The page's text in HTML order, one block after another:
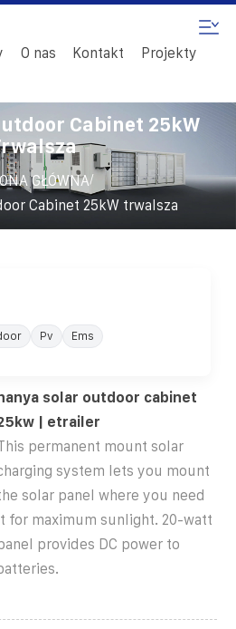
O nas Kontakt
Projekty
Cabinet 25kW
GŁÓWNA/
Cabinet 25kW trwalsza
Pv Ems
solar outdoor cabinet
| etrailer
permanent mount solar
system lets you mount
solar panel where you need
for maximum sunlight. 20-watt
provides DC power to